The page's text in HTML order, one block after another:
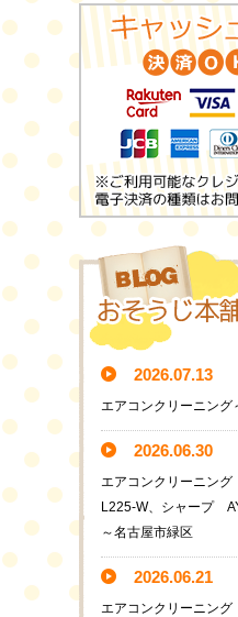
2026.07.13
エアコンクリーニング
2026.06.30
エアコンクリーニン
L225-W、シャープ
～名古屋市緑区
2026.06.21
エアコンクリーニング